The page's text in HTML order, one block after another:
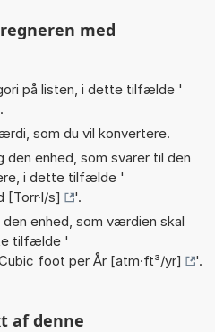
med
på listen, i dette tilfælde '
som du vil konvertere.
den enhed, som svarer til den
i dette tilfælde '
[Torr·l/s]
'.
enhed, som værdien skal
tilfælde '
foot per År [atm·ft³/yr]
'.
af denne